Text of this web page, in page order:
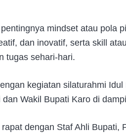
mindset atau pola
dan inovatif, serta skill
tugas sehari-hari.
kegiatan silaturahmi
Wakil Bupati Karo di
dengan Staf Ahli Bupati,